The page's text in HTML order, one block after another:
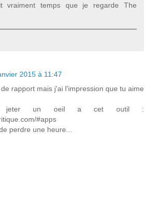
vraiment temps que je regarde The
2015 à 11:47
rapport mais j'ai l'impression que tu aime
jeter un oeil a cet outil :
#apps
perdre une heure...